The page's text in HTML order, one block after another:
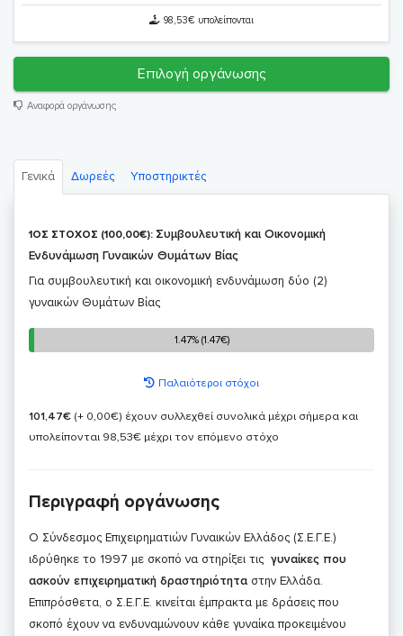
98,53€ υπολείπονται
Επιλογή οργάνωσης
Αναφορά οργάνωσης
Γενικά Δωρεές Υποστηρικτές
1ΟΣ ΣΤΟΧΟΣ (100,00€): Συμβουλευτική και Οικονομική
Ενδυνάμωση Γυναικών Θυμάτων Βίας
Για συμβουλευτική και οικονομική ενδυνάμωση δύο (2)
γυναικών Θυμάτων Βίας
1.47% (1.47€)
1.47% (1.47€)
Παλαιότεροι στόχοι
101,47€ (+ 0,00€) έχουν συλλεχθεί συνολικά μέχρι σήμερα και
υπολείπονται 98,53€ μέχρι τον επόμενο στόχο
Περιγραφή οργάνωσης
Ο Σύνδεσμος Επιχειρηματιών Γυναικών Ελλάδος (Σ.Ε.Γ.Ε.)
ιδρύθηκε το 1997 με σκοπό να στηρίξει τις γυναίκες που
ασκούν επιχειρηματική δραστηριότητα στην Ελλάδα.
Επιπρόσθετα, ο Σ.Ε.Γ.Ε. κινείται έμπρακτα με δράσεις που
σκοπό έχουν να ενδυναμώνουν κάθε γυναίκα προκειμένου